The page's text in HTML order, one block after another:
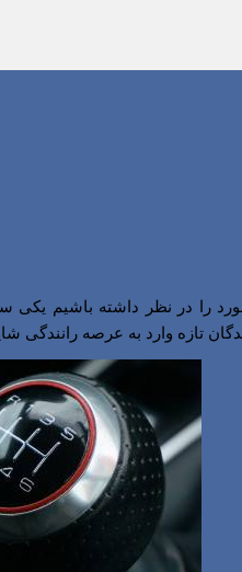
مورد را در نظر داشته باشیم
تازه وارد به عرصه